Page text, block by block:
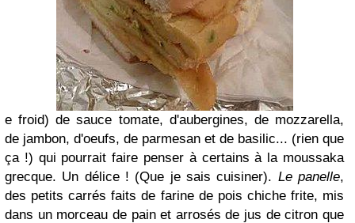
e froid) de sauce tomate, d'aubergines, de mozzarella,
de jambon, d'oeufs, de parmesan et de basilic... (rien que
ça !) qui pourrait faire penser à certains à la moussaka
grecque. Un délice ! (Que je sais cuisiner). Le panelle,
des petits carrés faits de farine de pois chiche frite, mis
dans un morceau de pain et arrosés de jus de citron que